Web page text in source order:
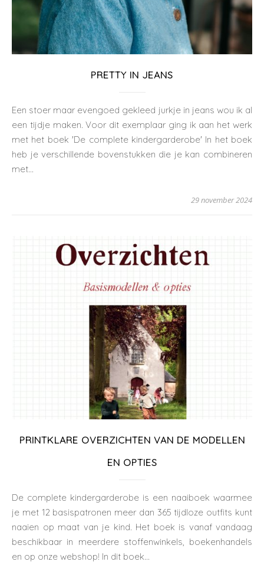
PRETTY IN JEANS
Een stoer maar evengoed gekleed jurkje in jeans wou ik al
een tijdje maken. Voor dit exemplaar ging ik aan het werk
met het boek 'De complete kindergarderobe' In het boek
heb je verschillende bovenstukken die je kan combineren
met…
29 november 2024
PRINTKLARE OVERZICHTEN VAN DE MODELLEN
EN OPTIES
De complete kindergarderobe is een naaiboek waarmee
je met 12 basispatronen meer dan 365 tijdloze outfits kunt
naaien op maat van je kind. Het boek is vanaf vandaag
beschikbaar in meerdere stoffenwinkels, boekenhandels
en op onze webshop! In dit boek…